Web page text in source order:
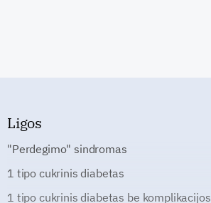
Ligos
"Perdegimo" sindromas
1 tipo cukrinis diabetas
1 tipo cukrinis diabetas be komplikacijos